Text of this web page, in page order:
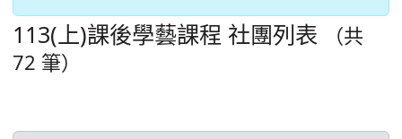
113(上)課後學藝課程 社團列表
（共
72 筆）